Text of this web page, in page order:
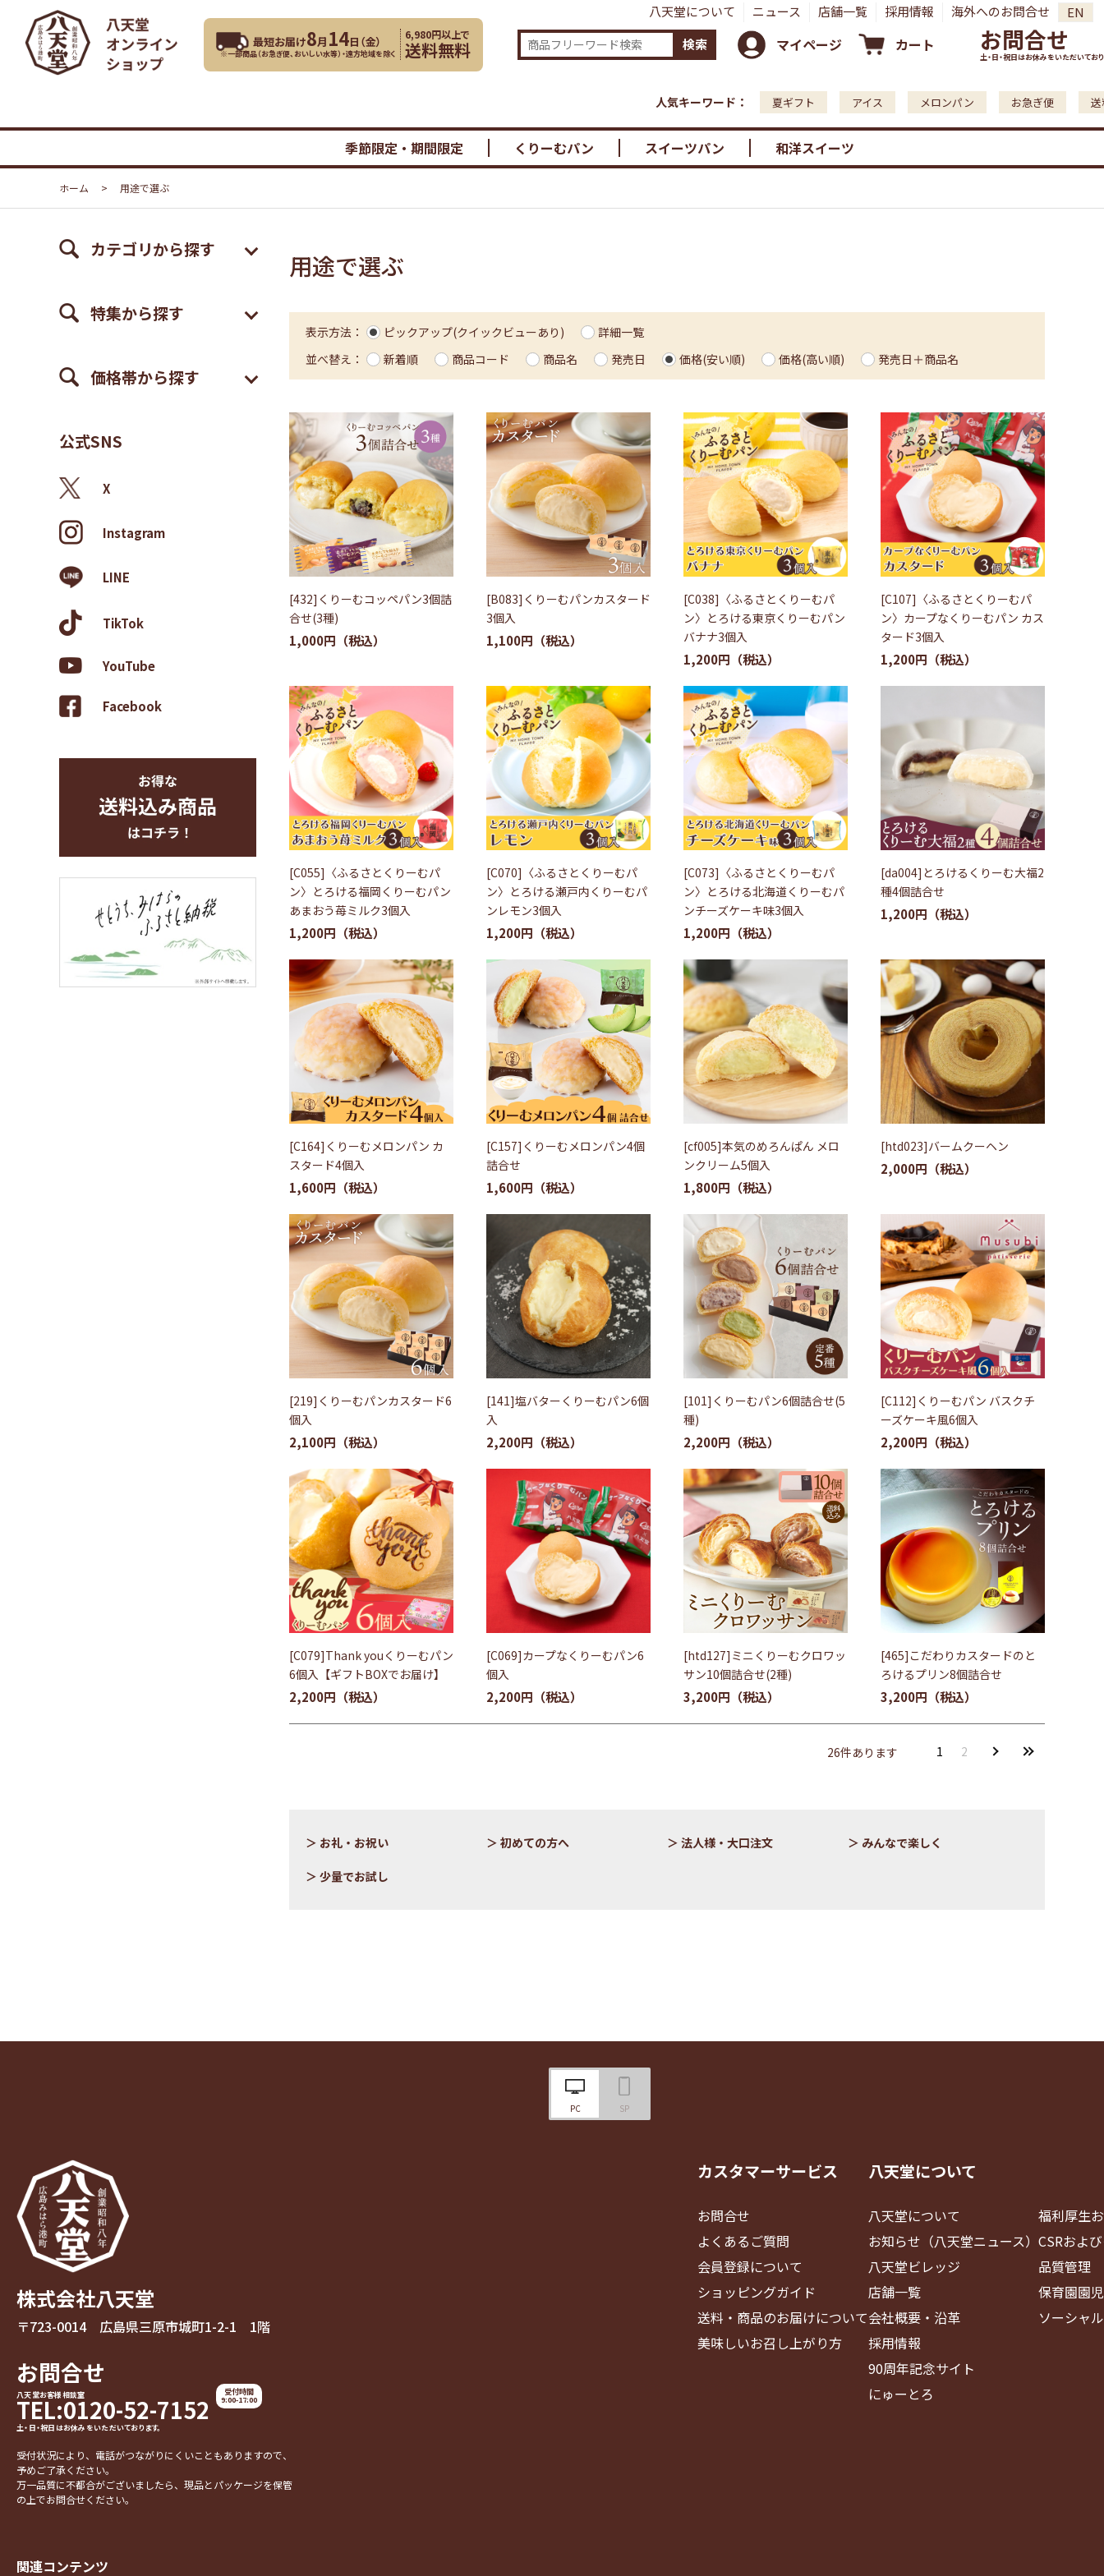
八天堂について ニュース 店舗一覧 採用情報 海外へのお問合せ EN
最短お届け8月 14日（金）
※一部商品（お急ぎ便、おいしい水等）・遠方地域を除く
6,980円以上で
送料無料 検索 マイページ カート お問合せ
土・日・祝日はお休みをいただいており
人気キーワード： 夏ギフト アイス メロンパン お急ぎ便
季節限定・期間限定 くりーむパン スイーツパン 和洋スイーツ
ホーム > 用途で選ぶ
カテゴリから探す
特集から探す
価格帯から探す
公式SNS
X
Instagram
LINE
TikTok
YouTube
Facebook
用途で選ぶ
表示方法： ピックアップ(クイックビューあり)
詳細一覧
並べ替え：
新着順 商品コード 商品名 発売日 価格(安い順) 価格(高い順) 発売日＋商品名
[432]くりーむコッペパン3個詰
合せ(3種)
1,000円
[B083]くりーむパンカスタード
3個入
1,100円
[C038]〈ふるさとくりーむパ
ン〉とろける東京くりーむパン
バナナ3個入
1,200円
[C107]〈ふるさとくりーむパ
ン〉カープなくりーむパン カス
タード3個入
1,200円
[C055]〈ふるさとくりーむパ
ン〉とろける福岡くりーむパン
あまおう苺ミルク3個入
1,200円
[C070]〈ふるさとくりーむパ
ン〉とろける瀬戸内くりーむパ
ンレモン3個入
1,200円
[C073]〈ふるさとくりーむパ
ン〉とろける北海道くりーむパ
ンチーズケーキ味3個入
1,200円
[da004]とろけるくりーむ大福2
種4個詰合せ
1,200円
[C164]くりーむメロンパン カ
スタード4個入
1,600円
[C157]くりーむメロンパン4個
詰合せ
1,600円
[cf005]本気のめろんぱん メロ
ンクリーム5個入
1,800円
[htd023]バームクーヘン
2,000円
[219]くりーむパンカスタード6
個入
2,100円
[141]塩バターくりーむパン6個
入
2,200円
[101]くりーむパン6個詰合せ(5
種)
2,200円
[C112]くりーむパン バスクチ
ーズケーキ風6個入
2,200円
[C079]Thank youくりーむパン
6個入【ギフトBOXでお届け】
2,200円
[C069]カープなくりーむパン6
個入
2,200円
[htd127]ミニくりーむクロワッ
サン10個詰合せ(2種)
3,200円
[465]こだわりカスタードのと
ろけるプリン8個詰合せ
3,200円
26件あります 1 2
お礼・お祝い 初めての方へ 法人様・大口注文 みんなで楽しく
少量でお試し
PC SP
株式会社八天堂
〒723-0014 広島県三原市城町1-2-1 1階
お問合せ
八天堂お客様相談室
TEL:0120-52-7152
土・日・祝日はお休みをいただいております。
受付時間
9:00-17:00
受付状況により、電話がつながりにくいこともありますので、
予めご了承ください。
万一品質に不都合がございましたら、現品とパッケージを保管
の上でお問合せください。
カスタマーサービス
お問合せ
よくあるご質問
会員登録について
ショッピングガイド
送料・商品のお届けについて
美味しいお召し上がり方
八天堂について
八天堂について
お知らせ（八天堂ニュース）
八天堂ビレッジ
店舗一覧
会社概要・沿革
採用情報
90周年記念サイト
にゅーとろ
福利厚生
CSRおよ
品質管理
保育園園
ソーシャ
関連コンテンツ